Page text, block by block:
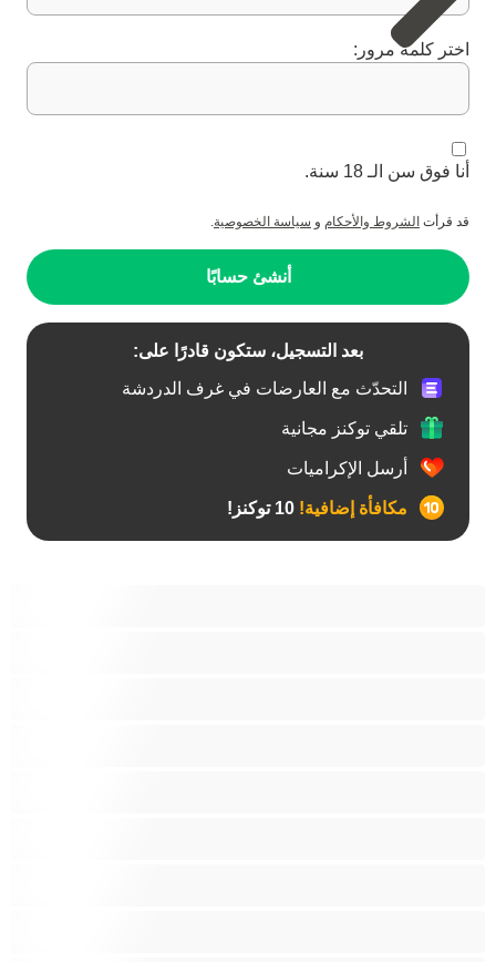
اختر كلمة مرور:
أنا فوق سن الـ 18 سنة.
قد قرأت الشروط والأحكام و سياسة الخصوصية.
أنشئ حسابًا
بعد التسجيل، ستكون قادرًا على:
التحدّث مع العارضات في غرف الدردشة
تلقي توكنز مجانية
أرسل الإكراميات
مكافأة إضافية!